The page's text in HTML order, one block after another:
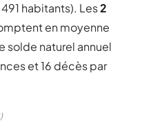
habitants). Les2
en moyenne
solde naturel annuel
et 16 décès par